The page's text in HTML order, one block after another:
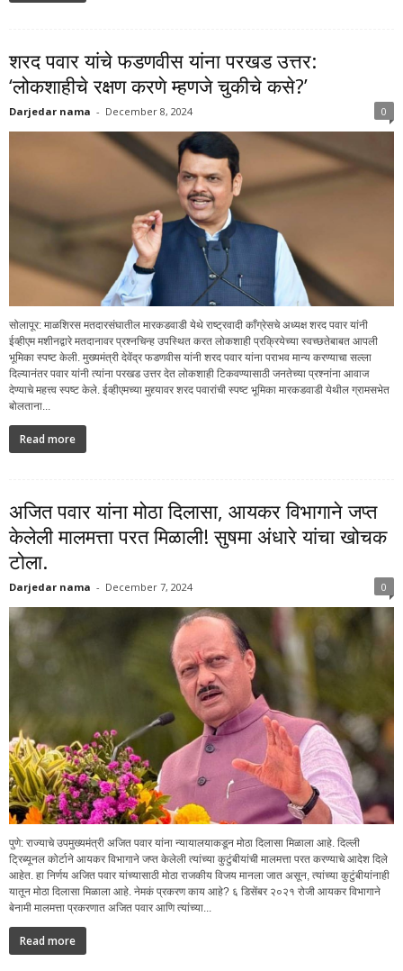
शरद पवार यांचे फडणवीस यांना परखड उत्तर:
‘लोकशाहीचे रक्षण करणे म्हणजे चुकीचे कसे?’
Darjedar nama - December 8, 2024 0
सोलापूर: माळशिरस मतदारसंघातील मारकडवाडी येथे राष्ट्रवादी काँग्रेसचे अध्यक्ष शरद पवार यांनी
ईव्हीएम मशीनद्वारे मतदानावर प्रश्नचिन्ह उपस्थित करत लोकशाही प्रक्रियेच्या स्वच्छतेबाबत आपली
भूमिका स्पष्ट केली. मुख्यमंत्री देवेंद्र फडणवीस यांनी शरद पवार यांना पराभव मान्य करण्याचा सल्ला
दिल्यानंतर पवार यांनी त्यांना परखड उत्तर देत लोकशाही टिकवण्यासाठी जनतेच्या प्रश्नांना आवाज
देण्याचे महत्त्व स्पष्ट केले. ईव्हीएमच्या मुद्द्यावर शरद पवारांची स्पष्ट भूमिका मारकडवाडी येथील ग्रामसभेत
बोलताना...
Read more
अजित पवार यांना मोठा दिलासा, आयकर विभागाने जप्त
केलेली मालमत्ता परत मिळाली! सुषमा अंधारे यांचा खोचक
टोला.
Darjedar nama - December 7, 2024 0
पुणे: राज्याचे उपमुख्यमंत्री अजित पवार यांना न्यायालयाकडून मोठा दिलासा मिळाला आहे. दिल्ली
ट्रिब्यूनल कोर्टाने आयकर विभागाने जप्त केलेली त्यांच्या कुटुंबीयांची मालमत्ता परत करण्याचे आदेश दिले
आहेत. हा निर्णय अजित पवार यांच्यासाठी मोठा राजकीय विजय मानला जात असून, त्यांच्या कुटुंबीयांनाही
यातून मोठा दिलासा मिळाला आहे. नेमकं प्रकरण काय आहे? ६ डिसेंबर २०२१ रोजी आयकर विभागाने
बेनामी मालमत्ता प्रकरणात अजित पवार आणि त्यांच्या...
Read more